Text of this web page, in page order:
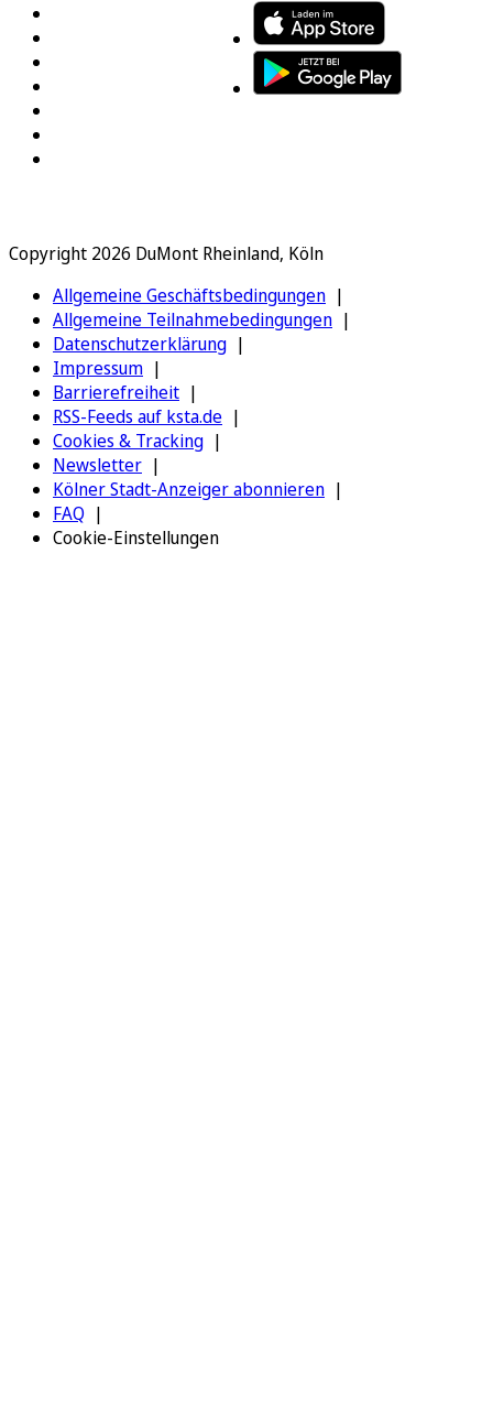
Copyright 2026 DuMont Rheinland, Köln
Allgemeine Geschäftsbedingungen
Allgemeine Teilnahmebedingungen
Datenschutzerklärung
Impressum
Barrierefreiheit
RSS-Feeds auf ksta.de
Cookies & Tracking
Newsletter
Kölner Stadt-Anzeiger abonnieren
FAQ
Cookie-Einstellungen